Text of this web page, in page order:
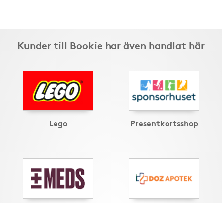
Kunder till Bookie har även handlat här
Lego Presentkortsshop